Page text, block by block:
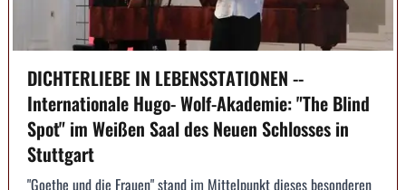
DICHTERLIEBE IN LEBENSSTATIONEN --
Internationale Hugo- Wolf-Akademie: "The Blind
Spot" im Weißen Saal des Neuen Schlosses in
Stuttgart
"Goethe und die Frauen" stand im Mittelpunkt dieses besonderen